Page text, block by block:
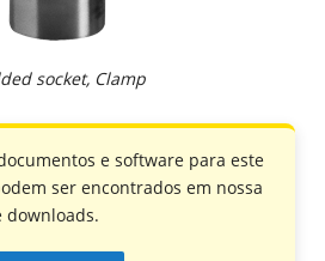
socket, Clamp
e software para este
ser encontrados em nossa
downloads.